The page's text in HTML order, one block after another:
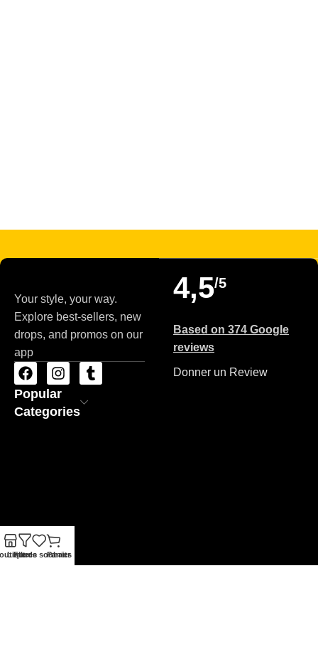
Your style, your way.
Explore best-sellers, new
drops, and promos on our
app
Popular
Categories
4,5/5
Based on 374 Google
reviews
Donner un Review
Filtres
Liste de souhaits
Panier